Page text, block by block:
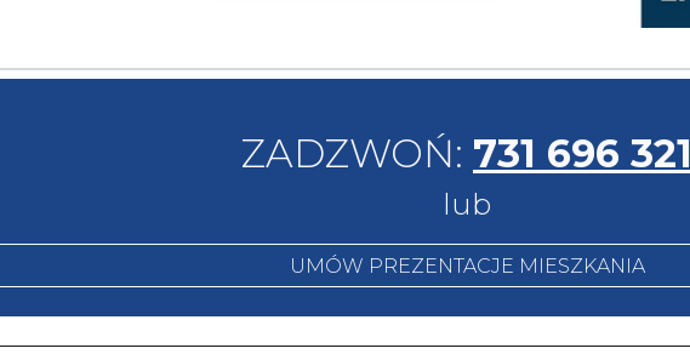
ZADZWOŃ: 731 696 321
lub
UMÓW PREZENTACJE MIESZKANIA